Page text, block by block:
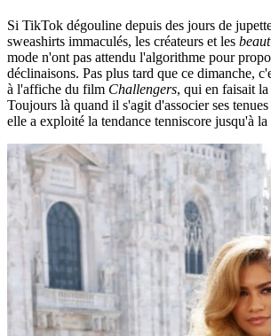
Si TikTok dégouline depuis des jours de
sweashirts immaculés, les créateurs et les
mode n'ont pas attendu l'algorithme pour
déclinaisons. Pas plus tard que ce dimanche,
à l'affiche du film Challengers, qui en faisait
Toujours là quand il s'agit d'associer ses
elle a exploité la tendance tenniscore jusqu'à la